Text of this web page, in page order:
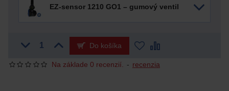
Na základe 0 recenzií. - recenzia
EZ-sensor 1210 GO1 – gumový ventil
Do košíka